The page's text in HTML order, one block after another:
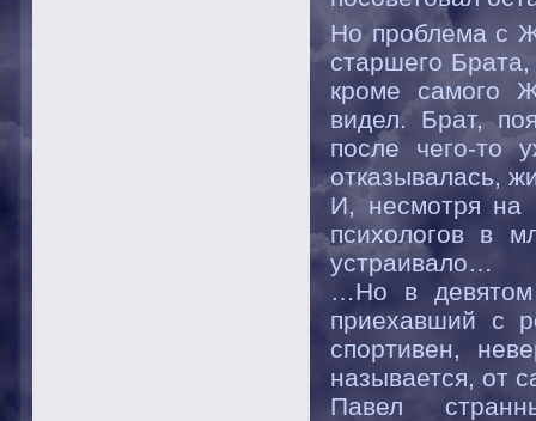
Но проблема с
старшего
кроме самого
видел. Брат,
после чего-то
отказывалась,
И, несмотря на
психологов в
устраивало…
…Но в девятом
приехавший с
спортивен,
называется, от
Павел